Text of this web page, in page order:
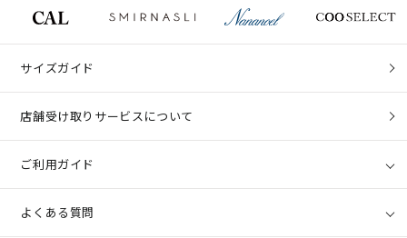
サイズガイド
店舗受け取りサービスについて
ご利用ガイド
よくある質問